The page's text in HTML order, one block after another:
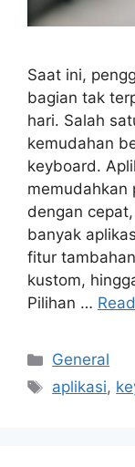
Saat ini,
bagian tak
hari. Salah
kemudahan
keyboard.
memudahkan
dengan
banyak
fitur
kustom,
Pilihan …
Categories
General
Tags
aplikasi,